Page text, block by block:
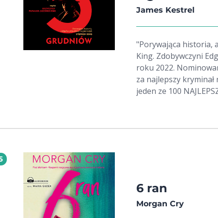
James Kestrel
"Porywająca historia, a
King. Zdobywczyni
roku 2022.
za najlepszy
jeden ze 100
sprawę brutalnego
rzucą go aż do
nie spodziewał 5
wbrew
cenie, jaką płacą
klimatach noir,
6 ran
Morgan Cry